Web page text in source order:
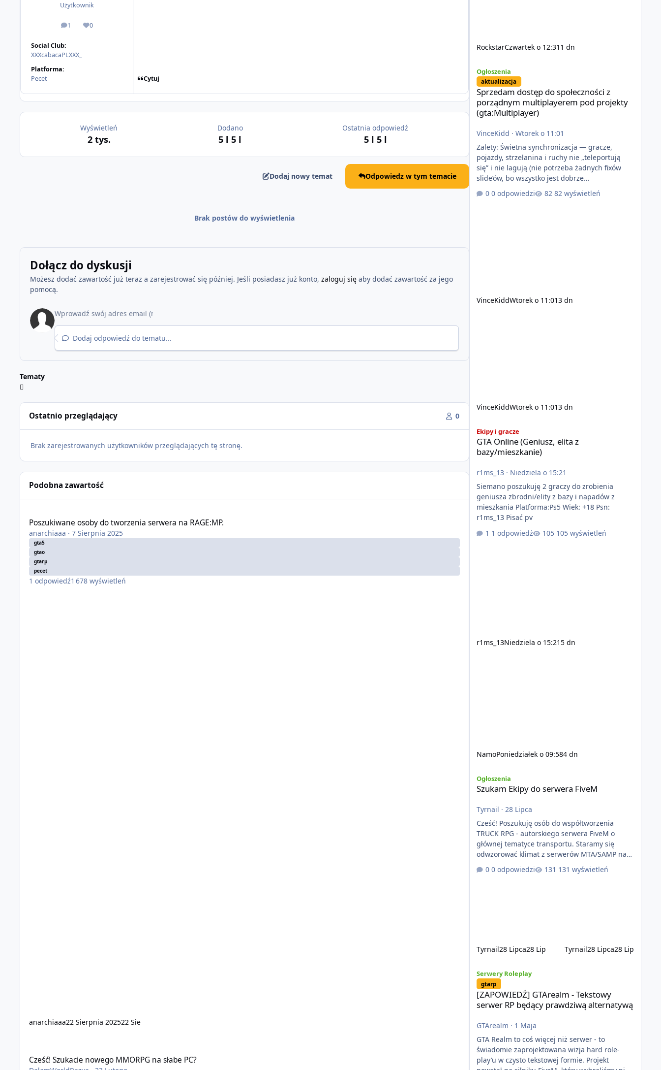
Użytkownik
1
odpowiedzi
0
Reputacja
Social Club:
XXXcabacaPLXXX_
Platforma:
Pecet
Cytuj
Wyświetleń
2 tys.
Dodano
5 l5 l
Ostatnia odpowiedź
5 l 5 l
Dodaj nowy temat Odpowiedz w tym temacie
Brak postów do wyświetlenia
Dołącz do dyskusji
Możesz dodać zawartość już teraz a zarejestrować się później. Jeśli posiadasz już konto, zaloguj sięaby dodać zawartość za jego
pomocą.
Dodaj odpowiedź do tematu...
Tematy
Ostatnio przeglądający 0
Brak zarejestrowanych użytkowników przeglądających tę stronę.
Podobna zawartość
Poszukiwane osoby do tworzenia serwera na RAGE:MP.
anarchiaaa ·7 Sierpnia 2025
gta5
gtao
gtarp
pecet
1 odpowiedź1 678 wyświetleń
anarchiaaa22 Sierpnia 202522 Sie
Cześć! Szukacie nowego MMORPG na słabe PC?
RockstarCzwartek o 12:31 1 dn
Ogłoszenia
aktualizacja
Sprzedam dostęp do społeczności z
porządnym multiplayerem pod projekty
(gta:Multiplayer)
VinceKidd · Wtorek o 11:01
Zalety: Świetna synchronizacja — gracze,
pojazdy, strzelanina i ruchy nie „teleportują
się” i nie lagują (nie potrzeba żadnych fixów
slide’ów, bo wszystko jest dobrze
zsynchronizowane i działa stabilnie) Ładne
wejście do gry + solidny antycheat na poziomie
0 odpowiedzi 82 wyświetleń
VinceKiddWtorek o 11:013 dn
VinceKiddWtorek o 11:013 dn
Ekipy i gracze
GTA Online (Geniusz, elita z
bazy/mieszkanie)
r1ms_13 · Niedziela o 15:21
Siemano poszukuję 2 graczy do zrobienia
geniusza zbrodni/elity z bazy i napadów z
mieszkania Platforma:Ps5 Wiek: +18 Psn:
r1ms_13 Pisać pv
1 odpowiedź
105 wyświetleń
r1ms_13Niedziela o 15:215 dn
NamoPoniedziałek o 09:584 dn
Ogłoszenia
Szukam Ekipy do serwera FiveM
Tyrnail · 28 Lipca
Cześć! Poszukuję osób do współtworzenia
TRUCK RPG - autorskiego serwera FiveM o
głównej tematyce transportu. Staramy się
odwzorować klimat z serwerów MTA/SAMP na
platformie FIveM. Oczywiście nie zabraknie
kontentu dla graczy którzy chcą robić coś
0 odpowiedzi 131 wyświetleń
Tyrnail28 Lipca28 Lip Tyrnail28 Lipca28 Lip
Serwery Roleplay
gtarp
[ZAPOWIEDŹ] GTArealm - Tekstowy
serwer RP będący prawdziwą alternatywą
GTArealm · 1 Maja
GTA Realm to coś więcej niż serwer - to
świadomie zaprojektowana wizja hard role-
play’u w czysto tekstowej formie. Projekt